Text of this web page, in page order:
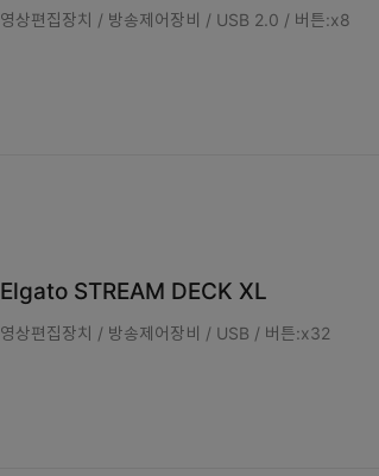
영상편집장치 / 방송제어장비 / USB 2.0 / 버튼:x8
Elgato STREAM DECK XL
영상편집장치 / 방송제어장비 / USB / 버튼:x32